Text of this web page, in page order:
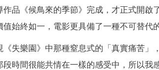
作品《候鳥來的季節》完成，才正式開
始終如一，電影更具備了一種不可替代
《失樂園》中那種窒息式的「真實痛苦
段時間很能共情在一樣的感受中，所以我